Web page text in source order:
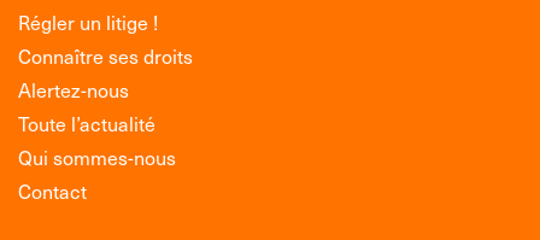
Régler un litige !
Connaître ses droits
Alertez-nous
Toute l’actualité
Qui sommes-nous
Contact